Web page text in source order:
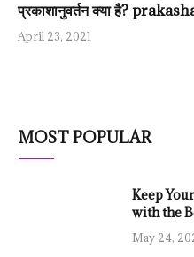
प्रकाशानुवर्तन क्या है?
April 23, 2021
MOST POPULAR
Keep
with the
May 24,